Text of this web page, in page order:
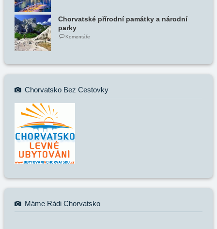
Chorvatské přírodní památky a národní
parky
Komentáře
Chorvatsko Bez Cestovky
Máme Rádi Chorvatsko